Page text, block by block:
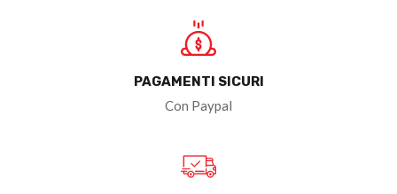
PAGAMENTI SICURI
Con Paypal